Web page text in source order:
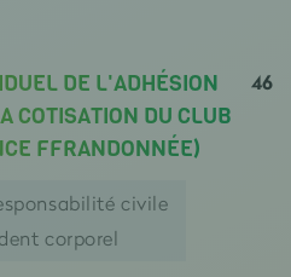
DE L'ADHÉSION
COTISATION DU CLUB
FFRANDONNÉE)
46
civile
corporel